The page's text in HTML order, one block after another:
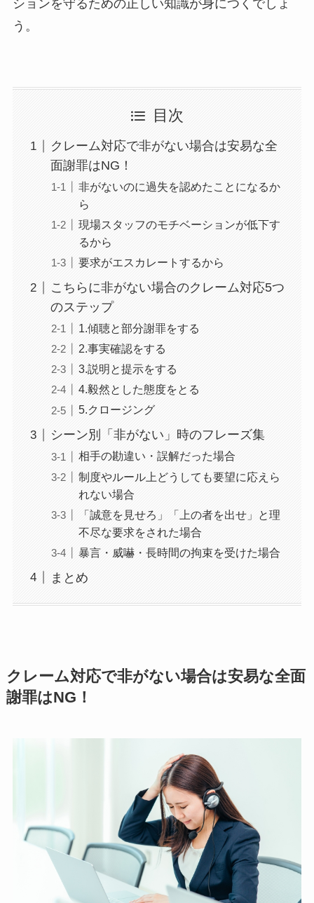
ションを守るための正しい知識が身につくでしょ
う。
目次
クレーム対応で非がない場合は安易な全
面謝罪はNG！
非がないのに過失を認めたことになるか
ら
現場スタッフのモチベーションが低下す
るから
要求がエスカレートするから
こちらに非がない場合のクレーム対応5つ
のステップ
1.傾聴と部分謝罪をする
2.事実確認をする
3.説明と提示をする
4.毅然とした態度をとる
5.クロージング
シーン別「非がない」時のフレーズ集
相手の勘違い・誤解だった場合
制度やルール上どうしても要望に応えら
れない場合
「誠意を見せろ」「上の者を出せ」と理
不尽な要求をされた場合
暴言・威嚇・長時間の拘束を受けた場合
まとめ
クレーム対応で非がない場合は安易な全面
謝罪はNG！